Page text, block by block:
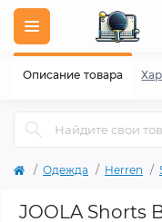
Одежда Herren
JOOLA Shorts
Описание товара